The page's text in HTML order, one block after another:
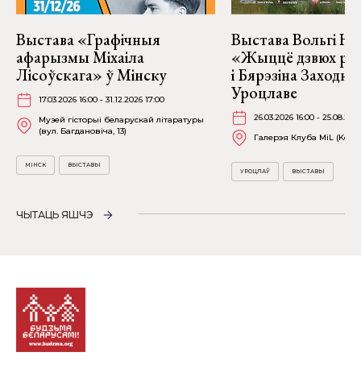
Выстава «Графічныя
афарызмы Міхаіла
Лісоўскага» ў Мінску
17.03.2026 16:00 - 31.12.2026 17:00
Музей гісторыі беларускай літаратуры
(вул. Багдановіча, 13)
МІНСК ВЫСТАВЫ
Выстава Вольгі
«Жыццё дзвюх
і Бярэзіна
Уроцлаве
26.03.2026 16:00 -
Галерэя Клуба MiL
УРОЦЛАЎ ВЫСТАВЫ
ЧЫТАЦЬ ЯШЧЭ